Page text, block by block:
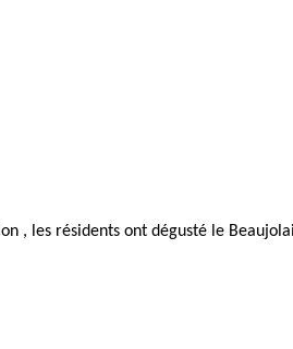
, les résidents ont dégusté le